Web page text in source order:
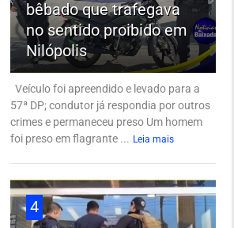
bêbado que trafegava
no sentido proibido em
Nilópolis
Veículo foi apreendido e levado para a
57ª DP; condutor já respondia por outros
crimes e permaneceu preso Um homem
foi preso em flagrante ... Leia mais
4